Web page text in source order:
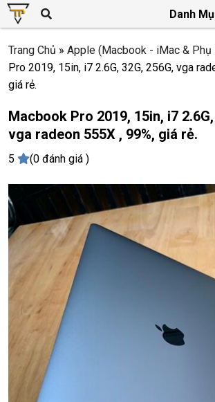
Danh
Trang Chủ » Apple (Macbook - iMac & Phụ
Pro 2019, 15in, i7 2.6G, 32G, 256G, vga
giá rẻ.
Macbook Pro 2019, 15in, i7 2.6G,
vga radeon 555X , 99%, giá rẻ.
5 (0 đánh giá )